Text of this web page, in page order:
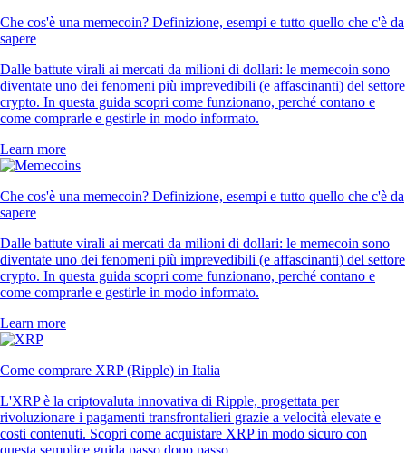
Che cos'è una memecoin? Definizione, esempi e tutto quello che c'è da
sapere
Dalle battute virali ai mercati da milioni di dollari: le memecoin sono
diventate uno dei fenomeni più imprevedibili (e affascinanti) del settore
crypto. In questa guida scopri come funzionano, perché contano e
come comprarle e gestirle in modo informato.
Learn more
Che cos'è una memecoin? Definizione, esempi e tutto quello che c'è da
sapere
Dalle battute virali ai mercati da milioni di dollari: le memecoin sono
diventate uno dei fenomeni più imprevedibili (e affascinanti) del settore
crypto. In questa guida scopri come funzionano, perché contano e
come comprarle e gestirle in modo informato.
Learn more
Come comprare XRP (Ripple) in Italia
L'XRP è la criptovaluta innovativa di Ripple, progettata per
rivoluzionare i pagamenti transfrontalieri grazie a velocità elevate e
costi contenuti. Scopri come acquistare XRP in modo sicuro con
questa semplice guida passo dopo passo.